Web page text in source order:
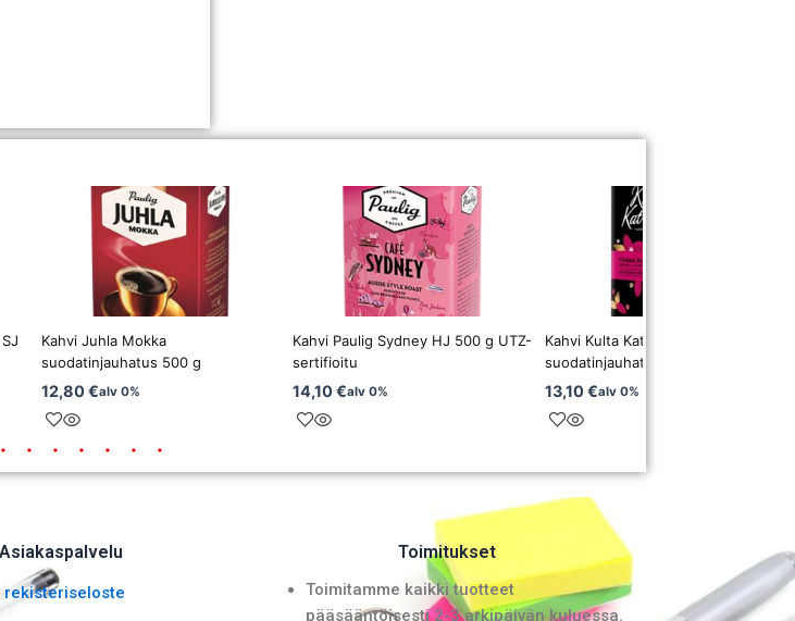
Kahvi Juhla Mokka
suodatinjauhatus 500 g
12,80€alv 0%
Kahvi Paulig Sydney HJ 500 g UTZ-
sertifioitu
14,10€alv 0%
Kahvi Kulta Katriina Tumma Paahto
suodatinjauhatus 500 g
13,10€alv 0%
Asiakaspalvelu Toimitukset
Toimitamme kaikki tuotteet
pääsääntöisesti 2-3 arkipäivän kuluessa.